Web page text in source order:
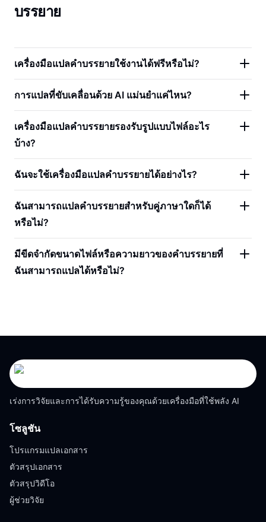
บรรยาย
เครื่องมือแปลคำบรรยายใช้งานได้ฟรีหรือไม่?
การแปลที่ขับเคลื่อนด้วย AI แม่นยำแค่ไหน?
เครื่องมือแปลคำบรรยายรองรับรูปแบบไฟล์อะไร
บ้าง?
ฉันจะใช้เครื่องมือแปลคำบรรยายได้อย่างไร?
ฉันสามารถแปลคำบรรยายสำหรับคู่ภาษาใดก็ได้
หรือไม่?
มีขีดจำกัดขนาดไฟล์หรือความยาวของคำบรรยายที่
ฉันสามารถแปลได้หรือไม่?
เร่งการวิจัยและการได้รับความรู้ของคุณด้วยเครื่องมือที่ใช้พลัง AI
โซลูชัน
โปรแกรมแปลเอกสาร
ตัวสรุปเอกสาร
ตัวสรุปวิดีโอ
ผู้ช่วยวิจัย